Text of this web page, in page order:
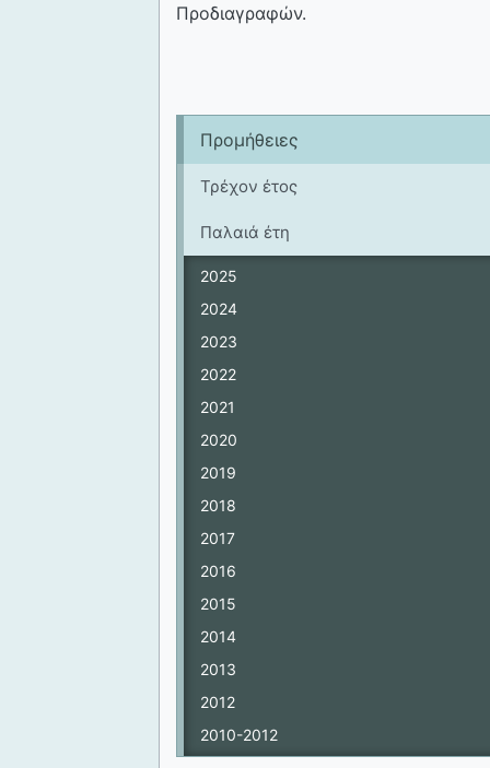
Προμήθειες
Τρέχον έτος
Παλαιά έτη
2025
2024
2023
2022
2021
2020
2019
2018
2017
2016
2015
2014
2013
2012
2010-2012
Προδιαγραφών.